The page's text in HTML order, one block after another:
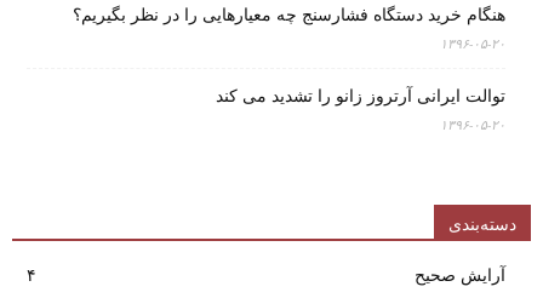
هنگام خرید دستگاه فشارسنج چه معیارهایی را در نظر بگیریم؟
۱۳۹۶-۰۵-۲۰
توالت ایرانی آرتروز زانو را تشدید می کند
۱۳۹۶-۰۵-۲۰
دسته‌بندی
آرایش صحیح
۴